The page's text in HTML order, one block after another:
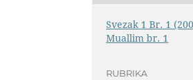
Svezak 1 Br. 1
Muallim br. 1
RUBRIKA